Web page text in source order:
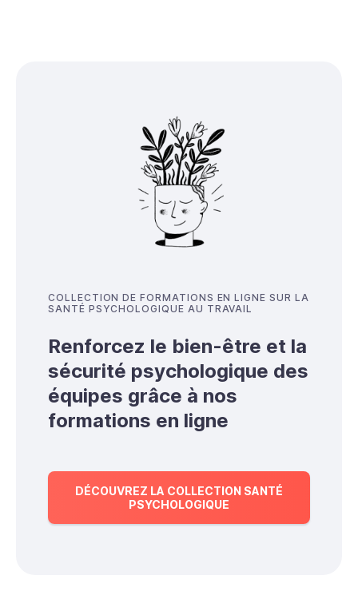
COLLECTION DE FORMATIONS EN LIGNE SUR LA
SANTÉ PSYCHOLOGIQUE AU TRAVAIL
Renforcez le bien-être et la
sécurité psychologique des
équipes grâce à nos
formations en ligne
DÉCOUVREZ LA COLLECTION SANTÉ
PSYCHOLOGIQUE